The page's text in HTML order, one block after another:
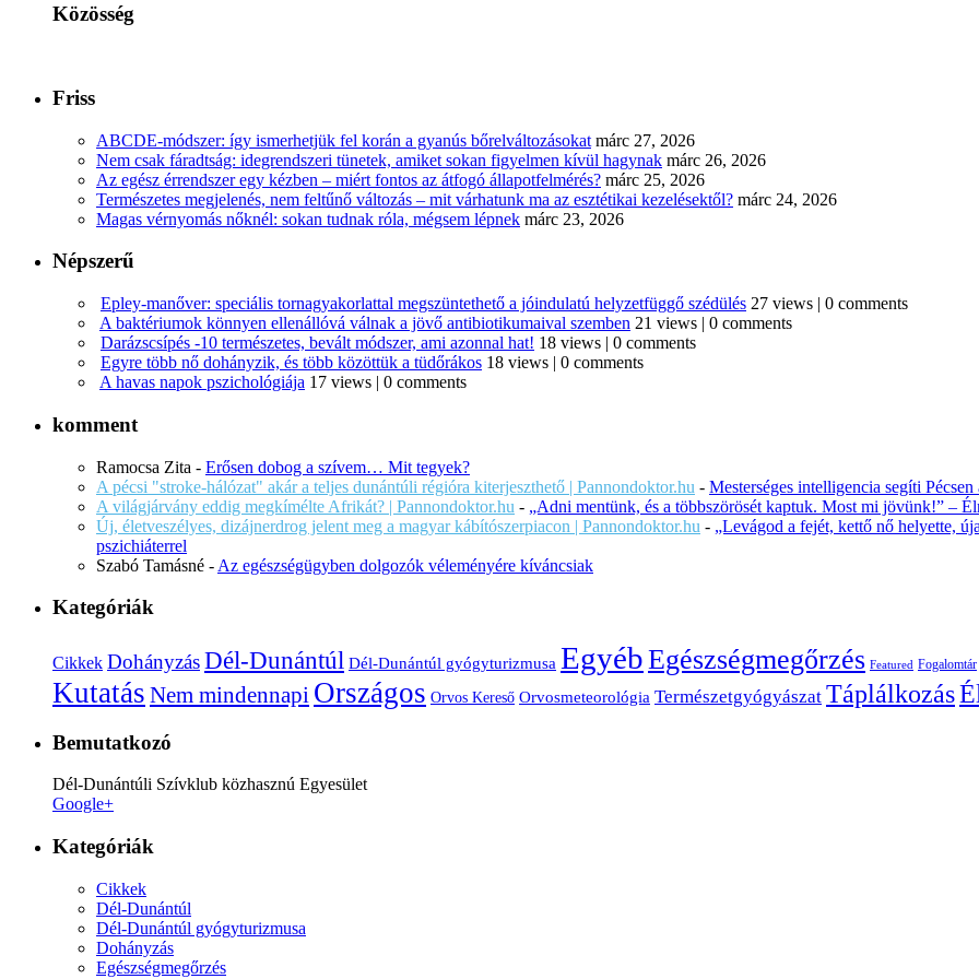
Közösség
Friss
ABCDE‑módszer: így ismerhetjük fel korán a gyanús bőrelváltozásokat márc 27, 2026
Nem csak fáradtság: idegrendszeri tünetek, amiket sokan figyelmen kívül hagynak márc 26, 2026
Az egész érrendszer egy kézben – miért fontos az átfogó állapotfelmérés? márc 25, 2026
Természetes megjelenés, nem feltűnő változás – mit várhatunk ma az esztétikai kezelésektől? márc 24, 2026
Magas vérnyomás nőknél: sokan tudnak róla, mégsem lépnek márc 23, 2026
Népszerű
Epley-manőver: speciális tornagyakorlattal megszüntethető a jóindulatú helyzetfüggő szédülés 27 views | 0 comments
A baktériumok könnyen ellenállóvá válnak a jövő antibiotikumaival szemben 21 views | 0 comments
Darázscsípés -10 természetes, bevált módszer, ami azonnal hat! 18 views | 0 comments
Egyre több nő dohányzik, és több közöttük a tüdőrákos 18 views | 0 comments
A havas napok pszichológiája 17 views | 0 comments
komment
Ramocsa Zita - Erősen dobog a szívem… Mit tegyek?
A pécsi "stroke-hálózat" akár a teljes dunántúli régióra kiterjeszthető | Pannondoktor.hu - Mesterséges intelligencia segíti
A világjárvány eddig megkímélte Afrikát? | Pannondoktor.hu - „Adni mentünk, és a többszörösét kaptuk. Most mi jövünk!” –
Új, életveszélyes, dizájnerdrog jelent meg a magyar kábítószerpiacon | Pannondoktor.hu - „Levágod a fejét, kettő nő helyette,
pszichiáterrel
Szabó Tamásné - Az egészségügyben dolgozók véleményére kíváncsiak
Kategóriák
Cikkek DohányzásDél-Dunántúl Dél-Dunántúl gyógyturizmusa EgyébEgészségmegőrzés Featured Fogalomtár
Kutatás Nem mindennapi Országos Orvos Kereső Orvosmeteorológia Természetgyógyászat Táplálkozás
Bemutatkozó
Dél-Dunántúli Szívklub közhasznú Egyesület
Google+
Kategóriák
Cikkek
Dél-Dunántúl
Dél-Dunántúl gyógyturizmusa
Dohányzás
Egészségmegőrzés